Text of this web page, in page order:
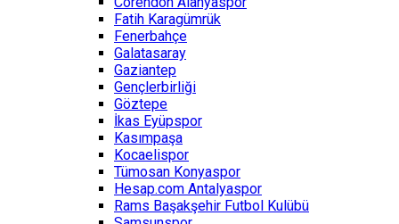
Fatih Karagümrük
Fenerbahçe
Galatasaray
Gaziantep
Gençlerbirliği
Göztepe
İkas Eyüpspor
Kasımpaşa
Kocaelispor
Tümosan Konyaspor
Hesap.com Antalyaspor
Rams Başakşehir Futbol Kulübü